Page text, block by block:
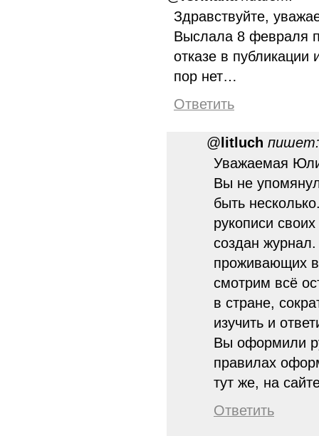
Здравствуйте,
Выслала 8 февраля
отказе в публикации
пор нет…
Ответить
@ litluch пишет:
Уважаемая
Вы не
быть
рукописи
создан
проживающих
смотрим всё
в стране,
изучить и
Вы оформили
правилах
тут же, на
Ответить